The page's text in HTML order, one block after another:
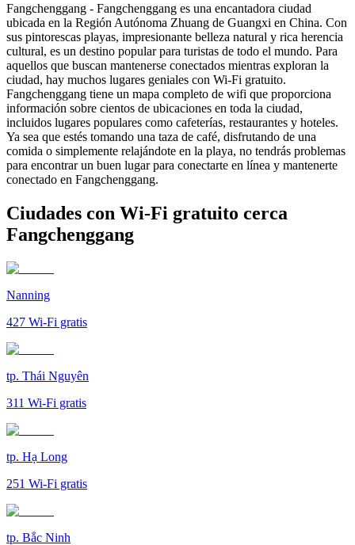
Fangchenggang - Fangchenggang es una encantadora ciudad
ubicada en la Región Autónoma Zhuang de Guangxi en China. Con
sus pintorescas playas, impresionante belleza natural y rica herencia
cultural, es un destino popular para turistas de todo el mundo. Para
aquellos que buscan mantenerse conectados mientras exploran la
ciudad, hay muchos lugares geniales con Wi-Fi gratuito.
Fangchenggang tiene un mapa completo de wifi que proporciona
información sobre cientos de ubicaciones en toda la ciudad,
incluidos lugares populares como cafeterías, restaurantes y hoteles.
Ya sea que estés tomando una taza de café, disfrutando de una
comida o simplemente relajándote en la playa, no tendrás problemas
para encontrar un buen lugar para conectarte en línea y mantenerte
conectado en Fangchenggang.
Ciudades con Wi-Fi gratuito cerca
Fangchenggang
Nanning
427 Wi-Fi gratis
tp. Thái Nguyên
311 Wi-Fi gratis
tp. Hạ Long
251 Wi-Fi gratis
tp. Bắc Ninh